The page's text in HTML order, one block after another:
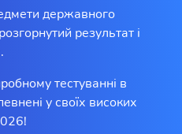
державного
результат і
тестуванні в
у своїх високих